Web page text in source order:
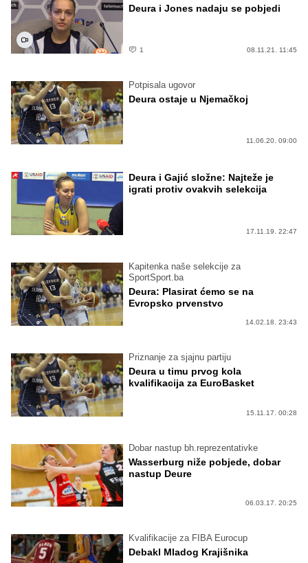
Deura i Jones nadaju se pobjedi
1 08.11.21. 11:45
Potpisala ugovor
Deura ostaje u Njemačkoj
11.06.20. 09:00
Deura i Gajić složne: Najteže je
igrati protiv ovakvih selekcija
17.11.19. 22:47
Kapitenka naše selekcije za
SportSport.ba
Deura: Plasirat ćemo se na
Evropsko prvenstvo
14.02.18. 23:43
Priznanje za sjajnu partiju
Deura u timu prvog kola
kvalifikacija za EuroBasket
15.11.17. 00:28
Dobar nastup bh.reprezentativke
Wasserburg niže pobjede, dobar
nastup Deure
06.03.17. 20:25
Kvalifikacije za FIBA Eurocup
Debakl Mladog Krajišnika